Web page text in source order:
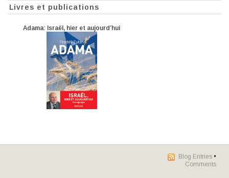
Livres et publications
Adama: Israël, hier et aujourd’hui
Blog Entries •
Comments